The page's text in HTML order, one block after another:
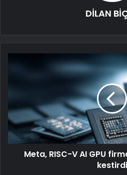
DİLAN
Meta, RISC-V AI GPU
kestirdi